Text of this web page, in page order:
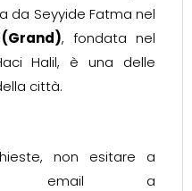
da Seyyide Fatma nel
, fondata nel
Halil, è una delle
città.
non esitare a
email a